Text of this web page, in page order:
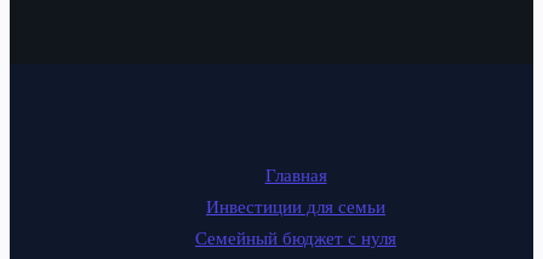
Главная
Инвестиции для семьи
Семейный бюджет с нуля